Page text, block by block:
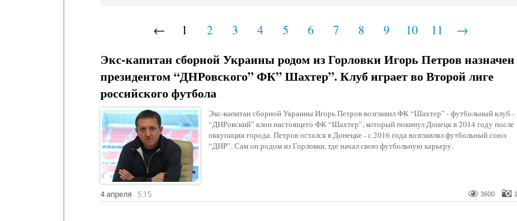
← 1 2 3 4 5 6 7 8 9 10 11 →
Экс-капитан сборной Украины родом из Горловки Игорь Петров назначен
президентом “ДНРовского” ФК” Шахтер”. Клуб играет во Второй лиге
российского футбола
Экс-капитан сборной Украины Игорь Петров возглавил ФК “Шахтер” - футбольный клуб -
“ДНРовский” клон настоящего ФК “Шахтер”, который покинул Донецк в 2014 году после
оккупации города. Петров остался в Донецке - с 2016 года возглавлял футбольный союз
“ДНР”. Сам он родом из Горловки, где начал свою футбольную карьеру.
4 апреля 5:15 3600 1